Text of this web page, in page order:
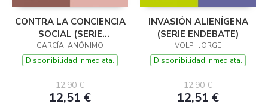
CONTRA LA CONCIENCIA
SOCIAL (SERIE
ENDEBATE)
GARCÍA, ANÓNIMO
Disponibilidad inmediata.
12,90 €
12,51 €
INVASIÓN ALIENÍGENA
(SERIE ENDEBATE)
VOLPI, JORGE
Disponibilidad inmediata.
12,90 €
12,51 €